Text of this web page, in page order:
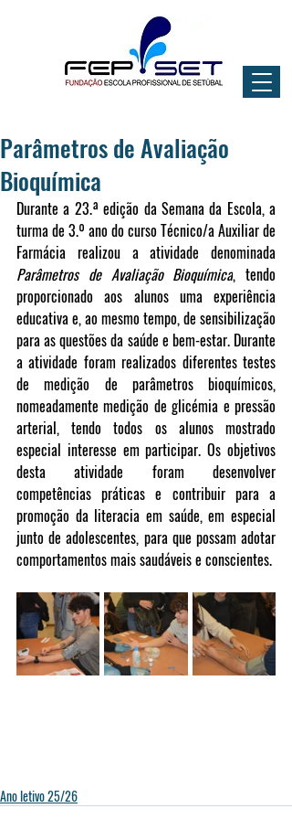
Parâmetros de Avaliação
Bioquímica
Durante a 23.ª edição da Semana da Escola, a
turma de 3.º ano do curso Técnico/a Auxiliar de
Parâmetros de Avaliação Bioquímica, tendo
proporcionado aos alunos uma experiência
educativa e, ao mesmo tempo, de sensibilização
para as questões da saúde e bem-estar. Durante
a atividade foram realizados diferentes testes
de medição de parâmetros bioquímicos,
nomeadamente medição de glicémia e pressão
arterial, tendo todos os alunos mostrado
especial interesse em participar. Os objetivos
desta atividade foram desenvolver
competências práticas e contribuir para a
promoção da literacia em saúde, em especial
junto de adolescentes, para que possam adotar
comportamentos mais saudáveis e conscientes.
Ano letivo 25/26